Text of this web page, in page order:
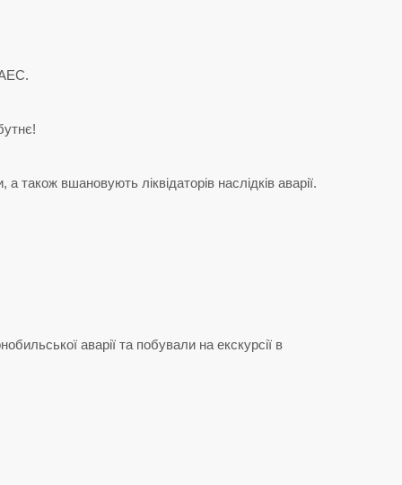
АЕС.
вшановують ліквідаторів наслідків аварії.
аварії та побували на екскурсії в